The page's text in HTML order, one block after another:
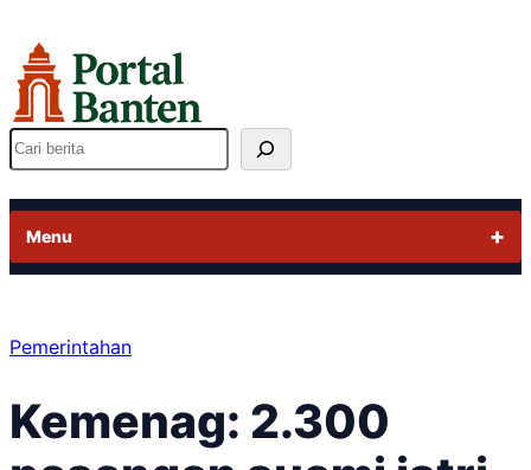
ke
konten
Cari
Menu
Pemerintahan
Kemenag: 2.300